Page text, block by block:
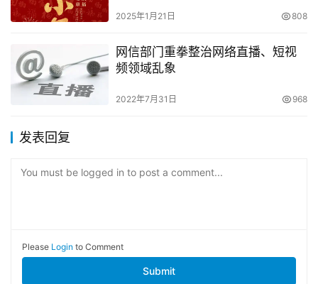
2025年1月21日 808
网信部门重拳整治网络直播、短视
频领域乱象
2022年7月31日 968
发表回复
You must be logged in to post a comment...
Please Login to Comment
Submit